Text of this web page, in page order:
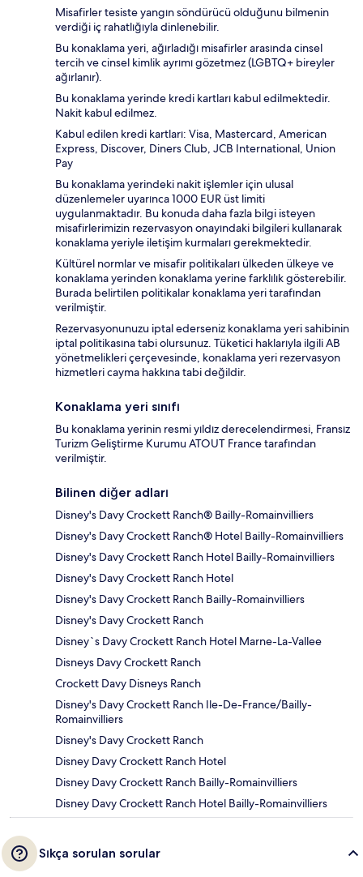
Misafirler tesiste yangın söndürücü olduğunu bilmenin
verdiği iç rahatlığıyla dinlenebilir.
Bu konaklama yeri, ağırladığı misafirler arasında cinsel
tercih ve cinsel kimlik ayrımı gözetmez (LGBTQ+ bireyler
ağırlanır).
Bu konaklama yerinde kredi kartları kabul edilmektedir.
Nakit kabul edilmez.
Kabul edilen kredi kartları: Visa, Mastercard, American
Express, Discover, Diners Club, JCB International, Union
Pay
Bu konaklama yerindeki nakit işlemler için ulusal
düzenlemeler uyarınca 1000 EUR üst limiti
uygulanmaktadır. Bu konuda daha fazla bilgi isteyen
misafirlerimizin rezervasyon onayındaki bilgileri kullanarak
konaklama yeriyle iletişim kurmaları gerekmektedir.
Kültürel normlar ve misafir politikaları ülkeden ülkeye ve
konaklama yerinden konaklama yerine farklılık gösterebilir.
Burada belirtilen politikalar konaklama yeri tarafından
verilmiştir.
Rezervasyonunuzu iptal ederseniz konaklama yeri sahibinin
iptal politikasına tabi olursunuz. Tüketici haklarıyla ilgili AB
yönetmelikleri çerçevesinde, konaklama yeri rezervasyon
hizmetleri cayma hakkına tabi değildir.
Konaklama yeri sınıfı
Bu konaklama yerinin resmi yıldız derecelendirmesi, Fransız
Turizm Geliştirme Kurumu ATOUT France tarafından
verilmiştir.
Bilinen diğer adları
Disney's Davy Crockett Ranch® Bailly-Romainvilliers
Disney's Davy Crockett Ranch® Hotel Bailly-Romainvilliers
Disney's Davy Crockett Ranch Hotel Bailly-Romainvilliers
Disney's Davy Crockett Ranch Hotel
Disney's Davy Crockett Ranch Bailly-Romainvilliers
Disney's Davy Crockett Ranch
Disney`s Davy Crockett Ranch Hotel Marne-La-Vallee
Disneys Davy Crockett Ranch
Crockett Davy Disneys Ranch
Disney's Davy Crockett Ranch Ile-De-France/Bailly-
Romainvilliers
Disney's Davy Crockett Ranch
Disney Davy Crockett Ranch Hotel
Disney Davy Crockett Ranch Bailly-Romainvilliers
Disney Davy Crockett Ranch Hotel Bailly-Romainvilliers
Sıkça sorulan sorular